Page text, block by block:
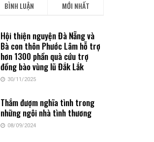
BÌNH LUẬN MỚI NHẤT
Hội thiện nguyện Đà Nẵng và
Bà con thôn Phước Lâm hỗ trợ
hơn 1300 phần quà cứu trợ
đồng bào vùng lũ Đắk Lắk
30/11/2025
Thắm đượm nghĩa tình trong
những ngôi nhà tình thương
08/09/2024